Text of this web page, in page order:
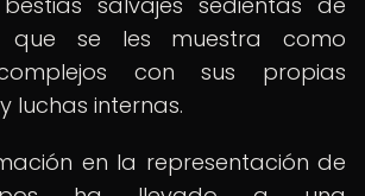
que se les muestra como
con sus propias
luchas internas.
en la representación de